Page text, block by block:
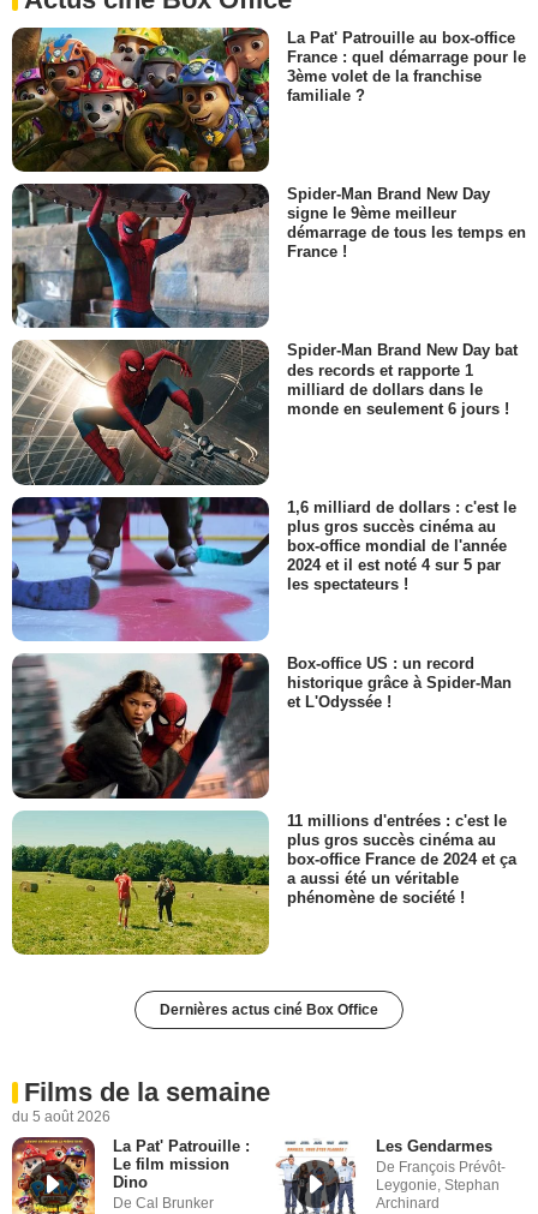
La Pat' Patrouille au box-office
France : quel démarrage pour le
3ème volet de la franchise
familiale ?
Spider-Man Brand New Day
signe le 9ème meilleur
démarrage de tous les temps en
France !
Spider-Man Brand New Day bat
des records et rapporte 1
milliard de dollars dans le
monde en seulement 6 jours !
1,6 milliard de dollars : c'est le
plus gros succès cinéma au
box-office mondial de l'année
2024 et il est noté 4 sur 5 par
les spectateurs !
Box-office US : un record
historique grâce à Spider-Man
et L'Odyssée !
11 millions d'entrées : c'est le
plus gros succès cinéma au
box-office France de 2024 et ça
a aussi été un véritable
phénomène de société !
Dernières actus ciné Box Office
Films de la semaine
du 5 août 2026
La Pat' Patrouille :
Le film mission
Dino
De Cal Brunker
Les Gendarmes
De François Prévôt-
Leygonie, Stephan
Archinard